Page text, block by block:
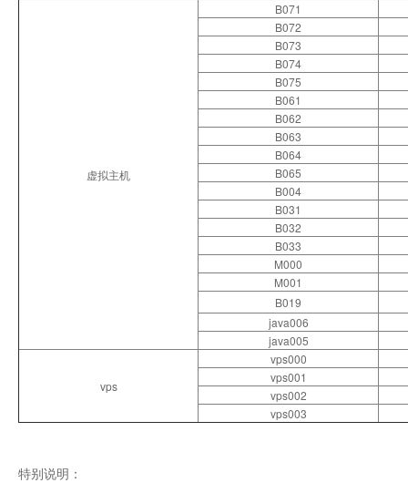
虚拟主机
B071
B072
B073
B074
B075
B061
B062
B063
B064
B065
B004
B031
B032
B033
M000
M001
B019
java006
java005
vps
vps000
vps001
vps002
vps003
特别说明：